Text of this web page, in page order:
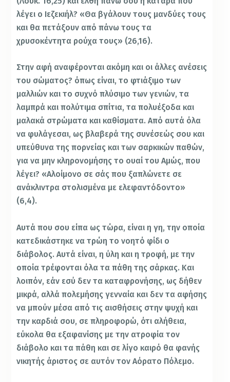
λέγει ο Ιεζεκιήλ? «Θα βγάλουν τους μανδύες τους
και θα πετάξουν από πάνω τους τα
χρυσοκέντητα ρούχα τους» (26,16).
Στην αφή αναφέρονται ακόμη και οι άλλες ανέσεις
του σώματος? όπως είναι, το φτιάξιμο των
μαλλιών και το συχνό πλύσιμο των γενιών, τα
λαμπρά και πολύτιμα σπίτια, τα πολυέξοδα και
μαλακά στρώματα και καθίσματα. Από αυτά όλα
να φυλάγεσαι, ως βλαβερά της συνέσεώς σου και
υπεύθυνα της πορνείας και των σαρκικών παθών,
για να μην κληρονομήσης το ουαί του Αμώς, που
λέγει? «Αλοίμονο σε σάς που ξαπλώνετε σε
ανάκλιντρα στολισμένα με ελεφαντόδοντο»
(6,4).
Αυτά που σου είπα ως τώρα, είναι η γη, την οποία
κατεδικάστηκε να τρώη το νοητό φίδι ο
διάβολος. Αυτά είναι, η ύλη και η τροφή, με την
οποία τρέφονται όλα τα πάθη της σάρκας. Και
λοιπόν, εάν εσύ δεν τα καταφρονήσης, ως δήθεν
μικρά, αλλά πολεμήσης γενναία και δεν τα αφήσης
να μπούν μέσα από τις αισθήσεις στην ψυχή και
την καρδιά σου, σε πληροφορώ, ότι αλήθεια,
εύκολα θα εξαφανίσης με την ατροφία τον
διάβολο και τα πάθη και σε λίγο καιρό θα φανής
νικητής άριστος σε αυτόν τον Αόρατο Πόλεμο.